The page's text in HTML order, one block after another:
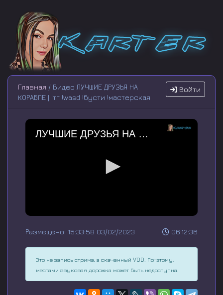
Войти
Главная / Видео ЛУЧШИЕ ДРУЗЬЯ НА
КОРАБЛЕ | !тг !wasd !бусти !мастерская
ЛУЧШИЕ ДРУЗЬЯ НА КОРАБЛЕ | !тг !wasd !бусти !мастерская
e
o
o
06:12:36
Размещено: 15:33:58 03/02/2023
Это не запись стрима, а скачанный VOD. По-этому,
местами звуковая дорожка может быть недоступна.